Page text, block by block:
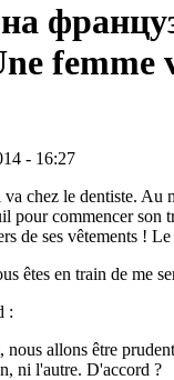
femme
- 16:27
chez le dentiste. Au
pour commencer son
de ses vêtements !
êtes en train de me
:
allons être
ni l'autre. D'accord ?